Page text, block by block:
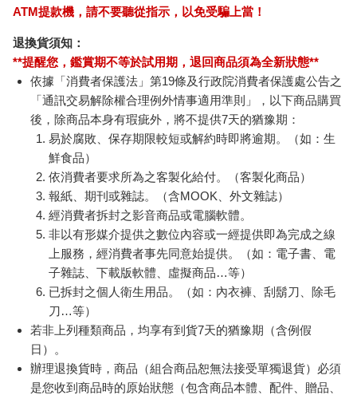
ATM提款機，請不要聽從指示，以免受騙上當！
退換貨須知：
**提醒您，鑑賞期不等於試用期，退回商品須為全新狀態**
依據「消費者保護法」第19條及行政院消費者保護處公告之
「通訊交易解除權合理例外情事適用準則」，以下商品購買
後，除商品本身有瑕疵外，將不提供7天的猶豫期：
易於腐敗、保存期限較短或解約時即將逾期。（如：生
鮮食品）
依消費者要求所為之客製化給付。（客製化商品）
報紙、期刊或雜誌。（含MOOK、外文雜誌）
經消費者拆封之影音商品或電腦軟體。
非以有形媒介提供之數位內容或一經提供即為完成之線
上服務，經消費者事先同意始提供。（如：電子書、電
子雜誌、下載版軟體、虛擬商品…等）
已拆封之個人衛生用品。（如：內衣褲、刮鬍刀、除毛
刀…等）
若非上列種類商品，均享有到貨7天的猶豫期（含例假
日）。
辦理退換貨時，商品（組合商品恕無法接受單獨退貨）必須
是您收到商品時的原始狀態（包含商品本體、配件、贈品、